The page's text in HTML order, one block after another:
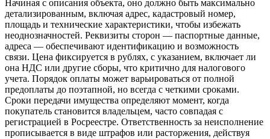
Начиная с описания объекта, оно должно быть максимально
детализированным, включая адрес, кадастровый номер,
площадь и технические характеристики, чтобы избежать
неоднозначностей. Реквизиты сторон — паспортные данные,
адреса — обеспечивают идентификацию и возможность
связи. Цена фиксируется в рублях, с указанием, включает ли
она НДС или другие сборы, что критично для налогового
учета. Порядок оплаты может варьироваться от полной
предоплаты до поэтапной, но всегда с четкими сроками.
Сроки передачи имущества определяют момент, когда
покупатель становится владельцем, часто совпадая с
регистрацией в Росреестре. Ответственность за неисполнение
прописывается в виде штрафов или расторжения, действуя